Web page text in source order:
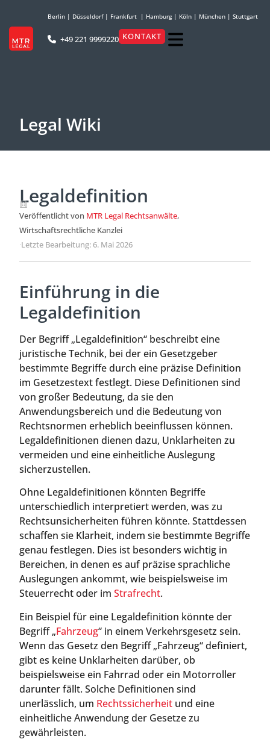
Berlin | Düsseldorf| Frankfurt | Hamburg| Köln | München | Stuttgart
+49 221 9999220 KONTAKT
Legal Wiki
Legaldefinition
Veröffentlicht von MTR Legal Rechtsanwälte,
Wirtschaftsrechtliche Kanzlei
·Letzte Bearbeitung: 6. Mai 2026
Einführung in die
Legaldefinition
Der Begriff „Legaldefinition“ beschreibt eine
juristische Technik, bei der ein Gesetzgeber
bestimmte Begriffe durch eine präzise Definition
im Gesetzestext festlegt. Diese Definitionen sind
von großer Bedeutung, da sie den
Anwendungsbereich und die Bedeutung von
Rechtsnormen erheblich beeinflussen können.
Legaldefinitionen dienen dazu, Unklarheiten zu
vermeiden und eine einheitliche Auslegung
sicherzustellen.
Ohne Legaldefinitionen könnten Begriffe
unterschiedlich interpretiert werden, was zu
Rechtsunsicherheiten führen könnte. Stattdessen
schaffen sie Klarheit, indem sie bestimmte Begriffe
genau festlegen. Dies ist besonders wichtig in
Bereichen, in denen es auf präzise sprachliche
Auslegungen ankommt, wie beispielsweise im
Steuerrecht oder im Strafrecht.
Ein Beispiel für eine Legaldefinition könnte der
Begriff „Fahrzeug“ in einem Verkehrsgesetz sein.
Wenn das Gesetz den Begriff „Fahrzeug“ definiert,
gibt es keine Unklarheiten darüber, ob
beispielsweise ein Fahrrad oder ein Motorroller
darunter fällt. Solche Definitionen sind
unerlässlich, um Rechtssicherheit und eine
einheitliche Anwendung der Gesetze zu
gewährleisten.